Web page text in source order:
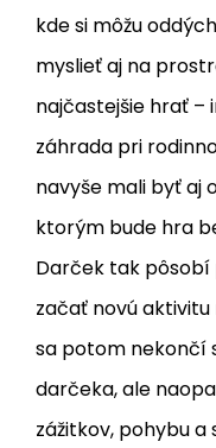
kde si môžu
myslieť aj na
najčastejšie hrať –
záhrada pri
navyše mali byť aj
ktorým bude hra
Darček tak pôsobí
začať novú
sa potom nekončí
darčeka, ale
zážitkov, pohybu